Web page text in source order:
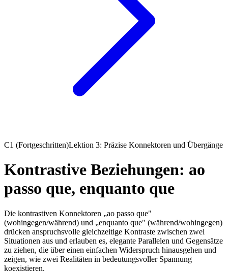
C1 (Fortgeschritten)Lektion 3: Präzise Konnektoren und Übergänge
Kontrastive Beziehungen: ao
passo que, enquanto que
Die kontrastiven Konnektoren „ao passo que"
(wohingegen/während) und „enquanto que" (während/wohingegen)
drücken anspruchsvolle gleichzeitige Kontraste zwischen zwei
Situationen aus und erlauben es, elegante Parallelen und Gegensätze
zu ziehen, die über einen einfachen Widerspruch hinausgehen und
zeigen, wie zwei Realitäten in bedeutungsvoller Spannung
koexistieren.